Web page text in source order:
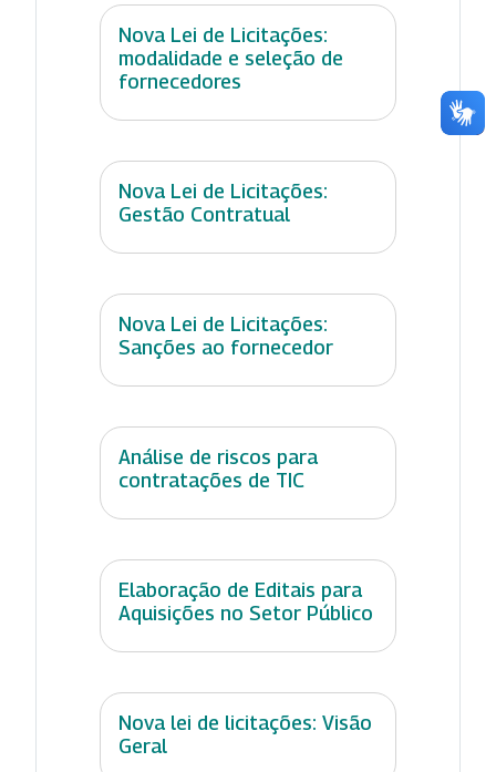
Nova Lei de Licitações:
modalidade e seleção de
fornecedores
Nova Lei de Licitações:
Gestão Contratual
Nova Lei de Licitações:
Sanções ao fornecedor
Análise de riscos para
contratações de TIC
Elaboração de Editais para
Aquisições no Setor Público
Nova lei de licitações: Visão
Geral